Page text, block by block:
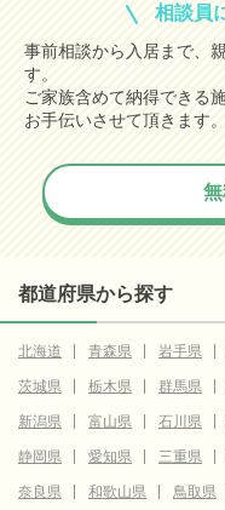
相談員
事前相談から入居まで、
す。
ご家族含めて納得できる
お手伝いさせて頂きます
都道府県から探す
北海道 青森県 岩手県
茨城県
栃木県 群馬県
新潟県
富山県 石川県
静岡県
愛知県 三重県
奈良県
和歌山県 鳥取県